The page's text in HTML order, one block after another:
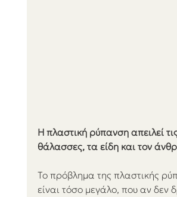
Η πλαστική ρύπανση απειλεί
θάλασσες, τα είδη και τον
To πρόβλημα της πλαστικής
είναι τόσο μεγάλο, που αν δεν